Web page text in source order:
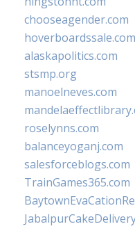
chooseagender.com
hoverboardssale.com
alaskapolitics.com
stsmp.org
manoelneves.com
roselynns.com
balanceyoganj.com
salesforceblogs.com
TrainGames365.com